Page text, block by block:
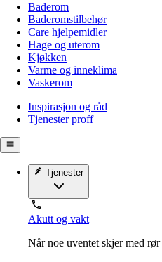
Baderom
Baderomstilbehør
Care hjelpemidler
Hage og uterom
Kjøkken
Varme og inneklima
Vaskerom
Inspirasjon og råd
Tjenester proff
Tjenester
Akutt og vakt
Når noe uventet skjer med